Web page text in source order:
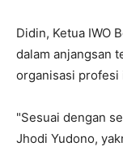
Didin, Ketua IWO
dalam anjangsan
organisasi profesi
"Sesuai dengan
Jhodi Yudono,